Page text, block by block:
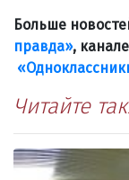
Больше
правда»,
Читайте